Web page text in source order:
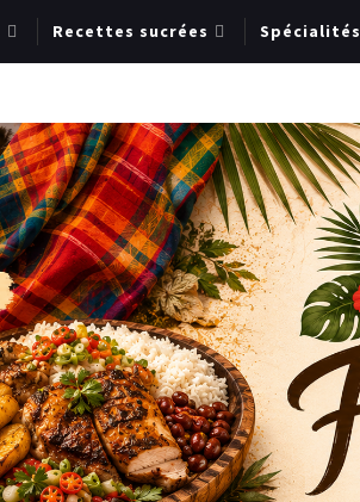
Recettes sucrées Spécialités